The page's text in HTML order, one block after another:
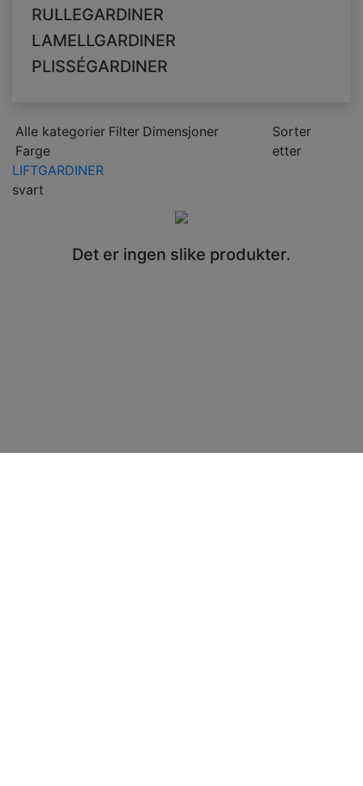
RULLEGARDINER
LAMELLGARDINER
PLISSÉGARDINER
Alle kategorier Filter Dimensjoner
Farge
Sorter
etter
LIFTGARDINER
svart
Det er ingen slike produkter.